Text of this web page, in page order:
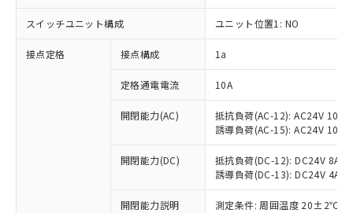
スイッチユニット構成 ユニット位置1: NO
接点定格 接点構成 1a
定格通電電流 10A
開閉能力(AC)
抵抗負荷(AC-12): AC24V 10A/
誘導負荷(AC-15): AC24V
開閉能力(DC)
抵抗負荷(DC-12): DC24V 8A/
誘導負荷(DC-13): DC24V 4A/
開閉能力説明 測定条件: 周囲温度 20±2℃、
※1 対応状況
対応済み：EU RoHS指令（10物質）の
非含有に対応した製品が提供可能な商品で
対応予定：EU RoHS指令（10物質）の非含
有に対応した製品に切り替える予定のある